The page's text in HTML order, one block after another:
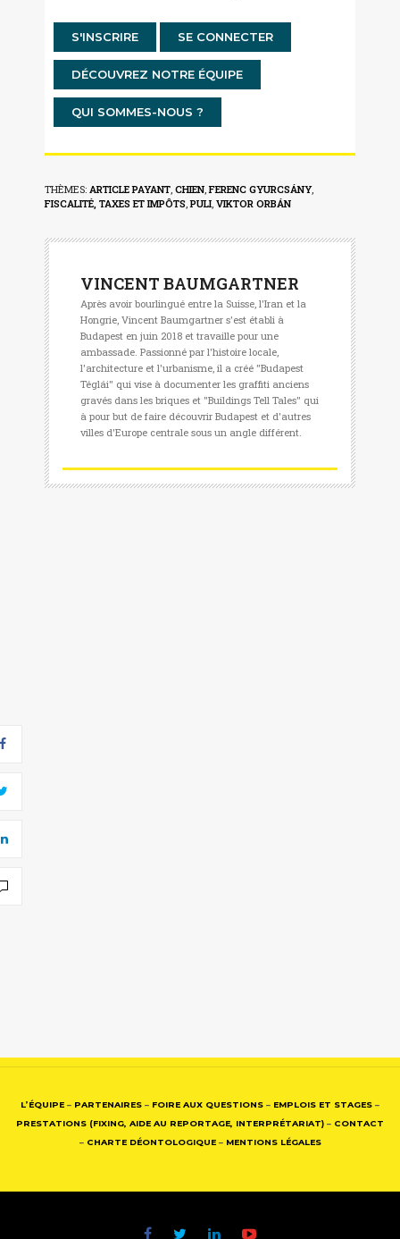
S'INSCRIRE SE CONNECTER
DÉCOUVREZ NOTRE ÉQUIPE
QUI SOMMES-NOUS ?
THÈMES: ARTICLE PAYANT CHIEN ,FERENC GYURCSÁNY,
FISCALITÉ, TAXES ET IMPÔTS ,PULI VIKTOR ORBÁN
VINCENT BAUMGARTNER
Après avoir bourlingué entre la Suisse, l'Iran et la
Hongrie, Vincent Baumgartner s'est établi à
Budapest en juin 2018 et travaille pour une
ambassade. Passionné par l'histoire locale,
l'architecture et l'urbanisme, il a créé "Budapest
Téglái" qui vise à documenter les graffiti anciens
gravés dans les briques et "Buildings Tell Tales" qui
à pour but de faire découvrir Budapest et d'autres
villes d'Europe centrale sous un angle différent.
L’ÉQUIPE – PARTENAIRES – FOIRE AUX QUESTIONS – EMPLOIS ET STAGES –
PRESTATIONS (FIXING, AIDE AU REPORTAGE, INTERPRÉTARIAT) – CONTACT
– CHARTE DÉONTOLOGIQUE– MENTIONS LÉGALES